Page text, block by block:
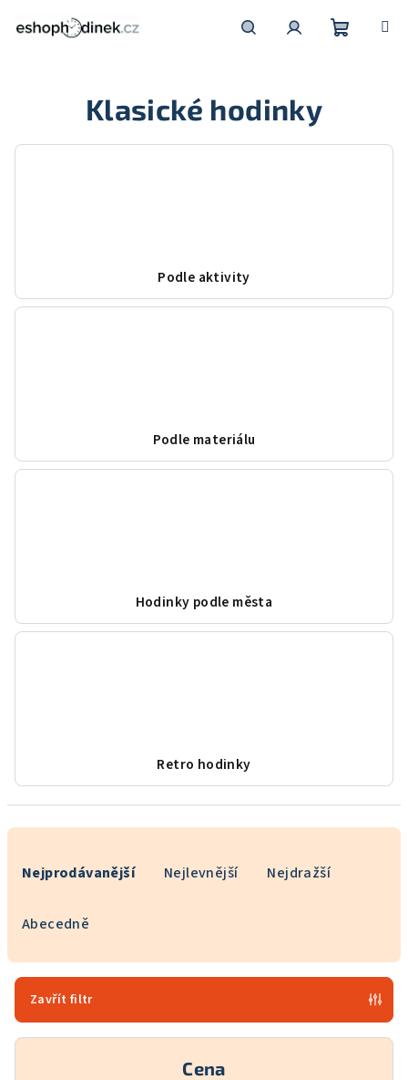
Klasické hodinky
Podle aktivity
Podle materiálu
Hodinky podle města
Retro hodinky
r
o
Nejprodávanější Nejlevnější Nejdražší
Abecedně
Zavřít filtr
Cena